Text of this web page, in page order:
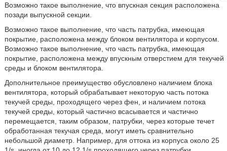
Возможно такое выполнение, что впускная секция расположена
позади выпускной секции.
Возможно такое выполнение, что часть патрубка, имеющая
покрытие, расположена между блоком вентилятора и корпусом.
Возможно такое выполнение, что часть патрубка, имеющая
покрытие, расположена между впускным отверстием для текучей
среды и блоком вентилятора.
Дополнительное преимущество обусловлено наличием блока
вентилятора, который обрабатывает некоторую часть потока
текучей среды, проходящего через фен, и наличием потока
текучей среды, который частично всасывается и частично
перемещается, таким образом, патрубки, через которые течет
обработанная текучая среда, могут иметь сравнительно
небольшой диаметр. Например, для оттока из корпуса около 25